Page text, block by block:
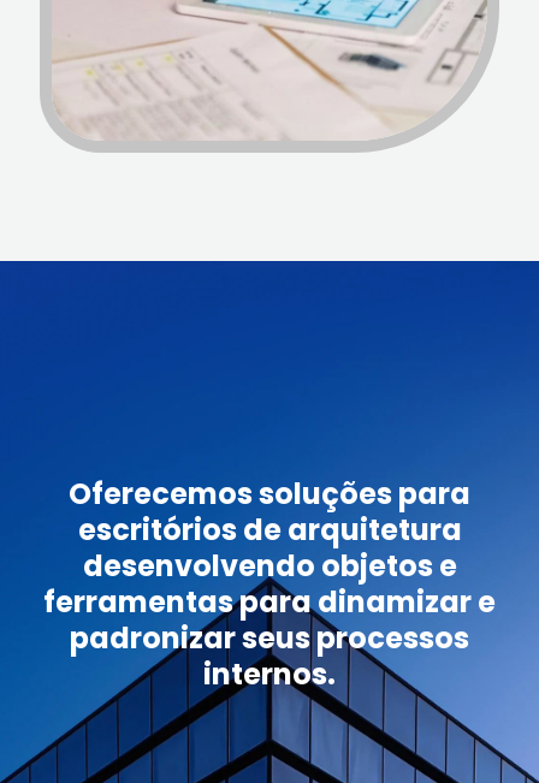
Oferecemos soluções para
escritórios de arquitetura
desenvolvendo objetos e
ferramentas para dinamizar e
padronizar seus processos
internos.